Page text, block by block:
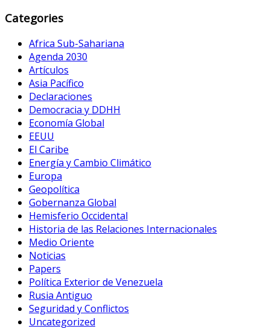
Categories
Africa Sub-Sahariana
Agenda 2030
Artículos
Asia Pacífico
Declaraciones
Democracia y DDHH
Economía Global
EEUU
El Caribe
Energía y Cambio Climático
Europa
Geopolítica
Gobernanza Global
Hemisferio Occidental
Historia de las Relaciones Internacionales
Medio Oriente
Noticias
Papers
Política Exterior de Venezuela
Rusia Antiguo
Seguridad y Conflictos
Uncategorized